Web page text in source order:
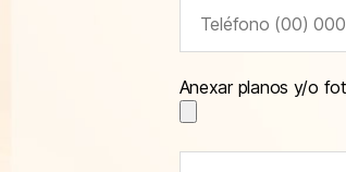
Anexar planos y/o